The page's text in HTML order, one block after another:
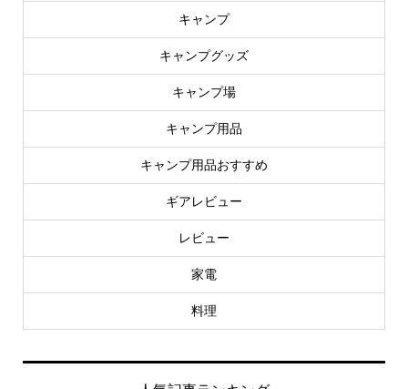
キャンプ
キャンプグッズ
キャンプ場
キャンプ用品
キャンプ用品おすすめ
ギアレビュー
レビュー
家電
料理